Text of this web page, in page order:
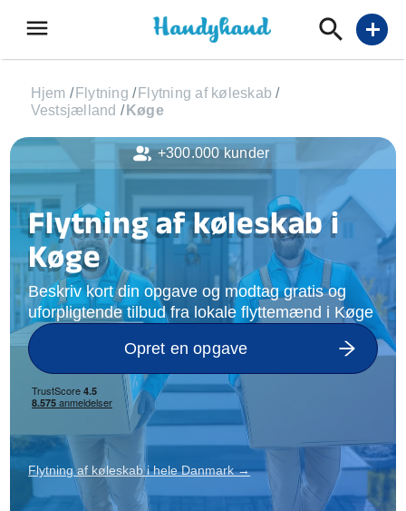
menu add
Hjem / Flytning / Flytning af køleskab /
Vestsjælland / Køge
Flytning af køleskab i
Køge
Beskriv kort din opgave og modtag gratis og
uforpligtende tilbud fra lokale flyttemænd i Køge
Opret en opgave
Flytning af køleskab i hele Danmark →
+300.000 kunder